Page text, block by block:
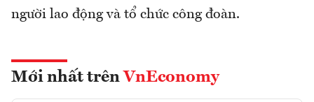
người lao động và tổ chức công đoàn.
Mới nhất trên VnEconomy